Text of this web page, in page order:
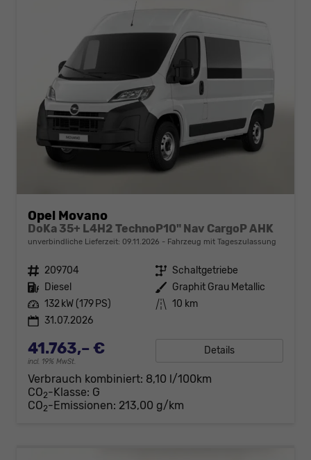
Opel Movano
DoKa 35+ L4H2 TechnoP10" Nav CargoP AHK
unverbindliche Lieferzeit: 09.11.2026 Fahrzeug mit Tageszulassung
Fahrzeugnr. 209704 Getriebe Schaltgetriebe
Kraftstoff Diesel Außenfarbe Graphit Grau Metallic
Leistung 132 kW (179 PS) Kilometerstand 10 km
31.07.2026
41.763,– €
incl. 19% MwSt.
Details
Verbrauch kombiniert: 8,10 l/100km
CO2-Klasse: G
CO2-Emissionen: 213,00 g/km